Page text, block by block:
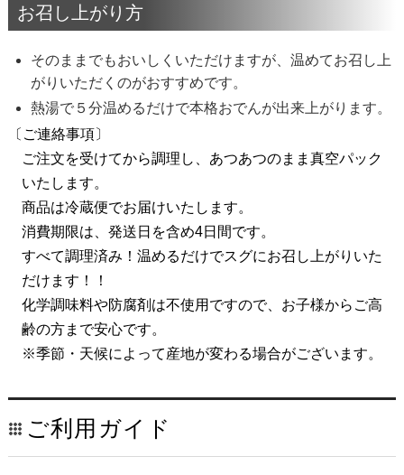
お召し上がり方
そのままでもおいしくいただけますが、温めてお召し上
がりいただくのがおすすめです。
熱湯で５分温めるだけで本格おでんが出来上がります。
〔ご連絡事項〕
ご注文を受けてから調理し、あつあつのまま真空パック
いたします。
商品は冷蔵便でお届けいたします。
消費期限は、発送日を含め4日間です。
すべて調理済み！温めるだけでスグにお召し上がりいた
だけます！！
化学調味料や防腐剤は不使用ですので、お子様からご高
齢の方まで安心です。
※季節・天候によって産地が変わる場合がございます。
ご利用ガイド